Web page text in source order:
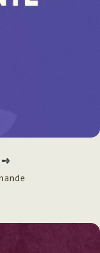
➺